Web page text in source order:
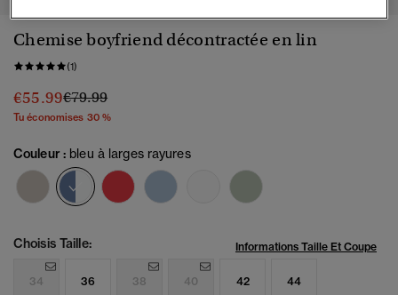
Chemise boyfriend décontractée en lin
(1)
€55.99Prix réduit de
€79.99à
Tu économises 30 %
Couleur : bleu à larges rayures
sélectionné
Choisis Taille: Informations Taille Et Coupe
34 36 38 40 42 44